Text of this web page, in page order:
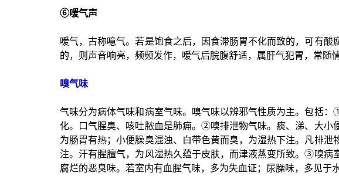
⑥嗳气声
嗳气，古称噫气。若是饱食之后，因食滞肠胃不化而致的，可有
的，则声音响亮，频频发作，嗳气后脘腹舒适，属肝气犯胃，常随
嗅气味
气味分为病体气味和病室气味。嗅气味以辨邪气性质为主。包括
化。口气腥臭、咳吐脓血是肺痈。②嗅排泄物气味。痰、涕、大小
为肠胃有热；小便臊臭混浊、白带色黄而臭，为湿热下注。凡排
注。汗有腥膻气，为风湿热久蕴于皮肤，而津液蒸变所致。③嗅病
腐烂的恶臭味。若室内有血腥气味，多为失血证；尿臊味，多见于